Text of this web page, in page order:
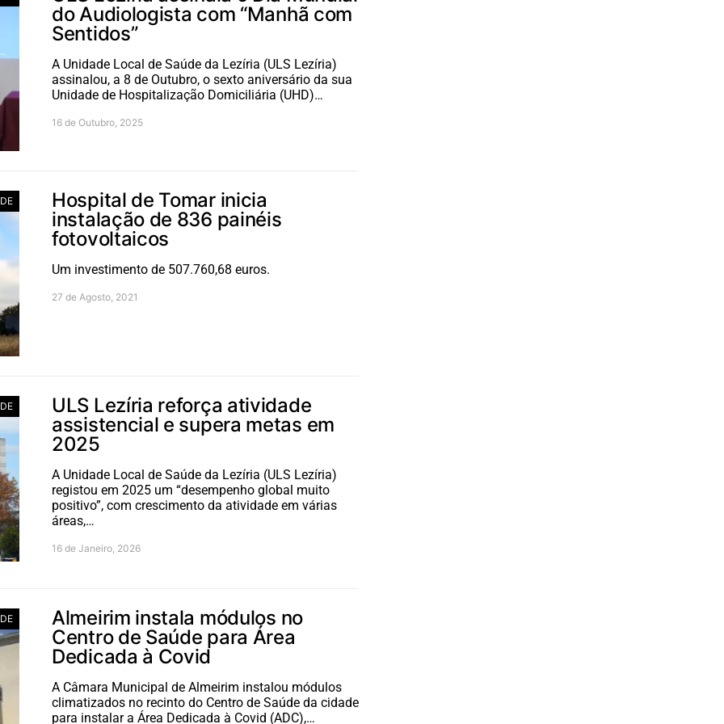
do Audiologista com “Manhã com
Sentidos”
A Unidade Local de Saúde da Lezíria (ULS Lezíria)
assinalou, a 8 de Outubro, o sexto aniversário da sua
Unidade de Hospitalização Domiciliária (UHD)…
16 de Outubro, 2025
Hospital de Tomar inicia
instalação de 836 painéis
fotovoltaicos
Um investimento de 507.760,68 euros.
27 de Agosto, 2021
ULS Lezíria reforça atividade
assistencial e supera metas em
2025
A Unidade Local de Saúde da Lezíria (ULS Lezíria)
registou em 2025 um “desempenho global muito
positivo”, com crescimento da atividade em várias
áreas,…
16 de Janeiro, 2026
Almeirim instala módulos no
Centro de Saúde para Área
Dedicada à Covid
A Câmara Municipal de Almeirim instalou módulos
climatizados no recinto do Centro de Saúde da cidade
para instalar a Área Dedicada à Covid (ADC),…